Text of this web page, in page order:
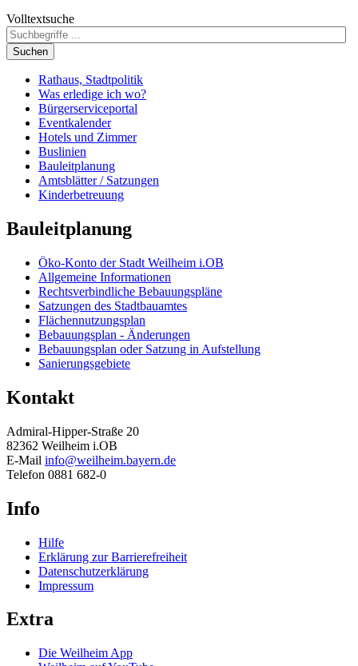
Volltextsuche
Suchen
Rathaus, Stadtpolitik
Was erledige ich wo?
Bürgerserviceportal
Eventkalender
Hotels und Zimmer
Buslinien
Bauleitplanung
Amtsblätter / Satzungen
Kinderbetreuung
Bauleitplanung
Öko-Konto der Stadt Weilheim i.OB
Allgemeine Informationen
Rechtsverbindliche Bebauungspläne
Satzungen des Stadtbauamtes
Flächennutzungsplan
Bebauungsplan - Änderungen
Bebauungsplan oder Satzung in Aufstellung
Sanierungsgebiete
Kontakt
Admiral-Hipper-Straße 20
82362 Weilheim i.OB
E-Mail info@weilheim.bayern.de
Telefon 0881 682-0
Info
Hilfe
Erklärung zur Barrierefreiheit
Datenschutzerklärung
Impressum
Extra
Die Weilheim App